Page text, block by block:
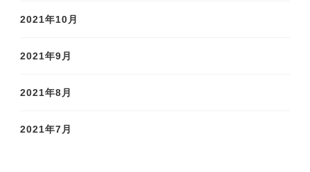
2021年10月
2021年9月
2021年8月
2021年7月